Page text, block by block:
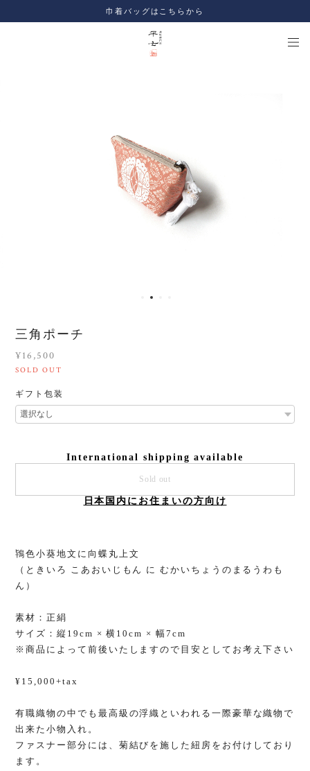
巾着バッグはこちらから
三角ポーチ
¥16,500
SOLD OUT
ギフト包装
International shipping available
Sold out
日本国内にお住まいの方向け
鴇色小葵地文に向蝶丸上文
（ときいろ こあおいじもん に むかいちょうのまるうわも
ん）
素材：正絹
サイズ：縦19cm × 横10cm × 幅7cm
※商品によって前後いたしますので目安としてお考え下さい
¥15,000+tax
有職織物の中でも最高級の浮織といわれる一際豪華な織物で
出来た小物入れ。
ファスナー部分には、菊結びを施した紐房をお付けしており
ます。